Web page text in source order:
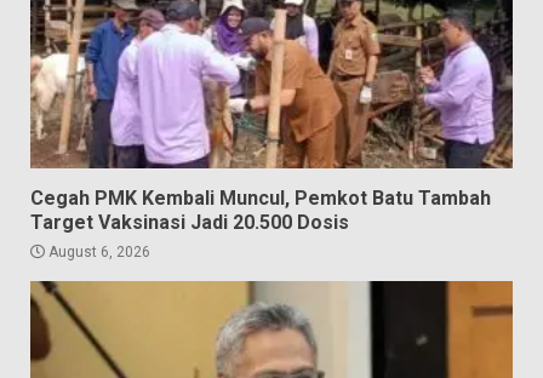
Cegah PMK Kembali Muncul, Pemkot Batu Tambah
Target Vaksinasi Jadi 20.500 Dosis
August 6, 2026